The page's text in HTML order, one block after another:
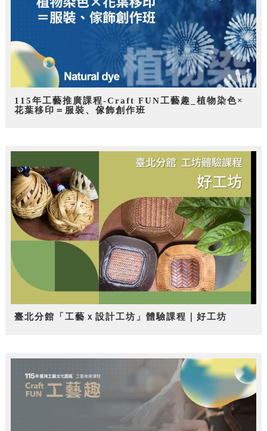
115年工藝推廣課程-Craft FUN工藝趣_植物染色×
花葉移印＝服裝、傢飾創作班
臺北分館「工藝ｘ設計工坊」體驗課程｜好工坊